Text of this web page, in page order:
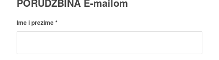
PORUDŽBINA E-mailom
Ime i prezime*